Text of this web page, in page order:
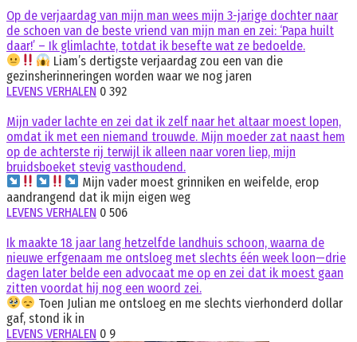
Op de verjaardag van mijn man wees mijn 3-jarige dochter naar
de schoen van de beste vriend van mijn man en zei: ‘Papa huilt
daar!’ – Ik glimlachte, totdat ik besefte wat ze bedoelde.
Liam’s dertigste verjaardag zou een van die
gezinsherinneringen worden waar we nog jaren
LEVENS VERHALEN 0 392
Mijn vader lachte en zei dat ik zelf naar het altaar moest lopen,
omdat ik met een niemand trouwde. Mijn moeder zat naast hem
op de achterste rij terwijl ik alleen naar voren liep, mijn
bruidsboeket stevig vasthoudend.
Mijn vader moest grinniken en weifelde, erop
aandrangend dat ik mijn eigen weg
LEVENS VERHALEN 0 506
Ik maakte 18 jaar lang hetzelfde landhuis schoon, waarna de
nieuwe erfgenaam me ontsloeg met slechts één week loon—drie
dagen later belde een advocaat me op en zei dat ik moest gaan
zitten voordat hij nog een woord zei.
Toen Julian me ontsloeg en me slechts vierhonderd dollar
gaf, stond ik in
LEVENS VERHALEN 0 9